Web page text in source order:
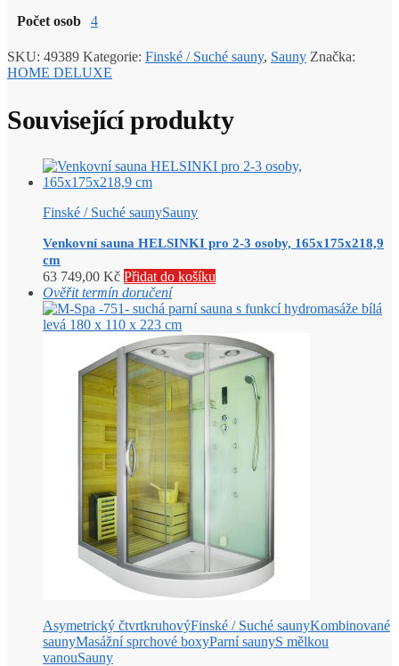
Počet osob 4
SKU: 49389 Kategorie: Finské / Suché sauny, Sauny Značka:
HOME DELUXE
Související produkty
Finské / Suché saunySauny
Venkovní sauna HELSINKI pro 2-3 osoby, 165x175x218,9
cm
63 749,00 Kč Přidat do košíku
Ověřit termín doručení
Asymetrický čtvrtkruhovýFinské / Suché saunyKombinované
saunyMasážní sprchové boxyParní saunyS mělkou
vanouSauny